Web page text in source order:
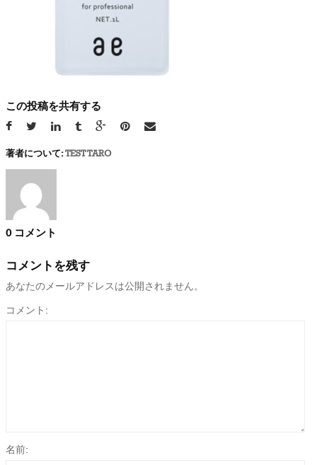
この投稿を共有する
著者について:TEST TARO
0 コメント
コメントを残す
あなたのメールアドレスは公開されません。
コメント:
名前: